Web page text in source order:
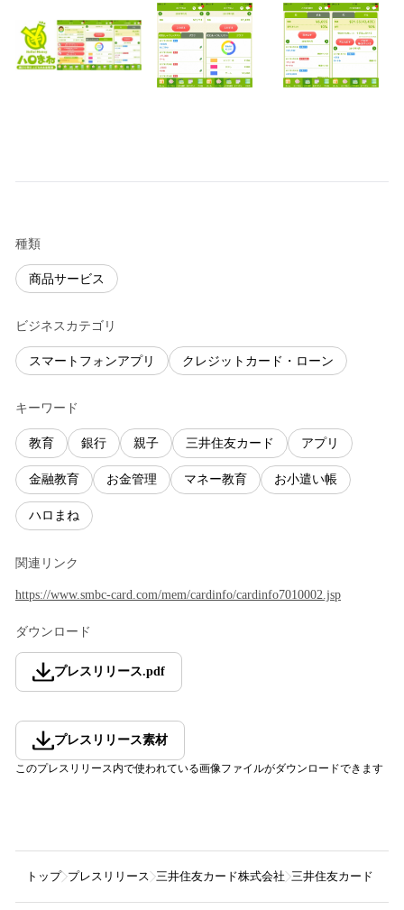
種類
商品サービス
ビジネスカテゴリ
スマートフォンアプリ クレジットカード・ローン
キーワード
教育 銀行 親子 三井住友カード アプリ
金融教育 お金管理 マネー教育 お小遣い帳
ハロまね
関連リンク
https://www.smbc-card.com/mem/cardinfo/cardinfo7010002.jsp
ダウンロード
プレスリリース.pdf
プレスリリース素材
このプレスリリース内で使われている画像ファイルがダウンロードできます
トップ プレスリリース 三井住友カード株式会社 三井住友カード『ハ